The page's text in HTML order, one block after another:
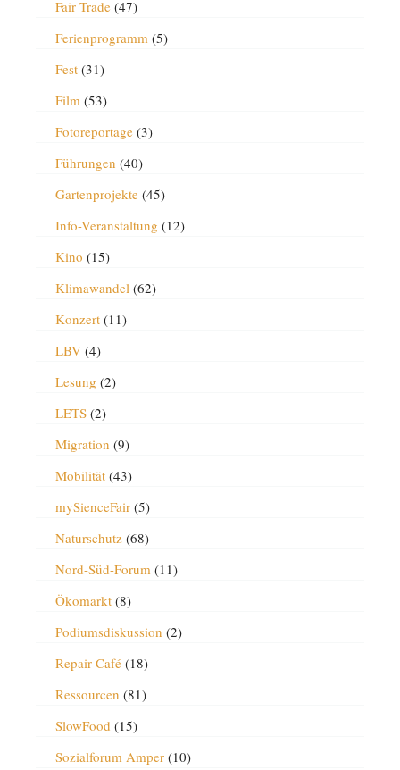
Fair Trade(47)
Ferienprogramm(5)
Fest(31)
Film(53)
Fotoreportage(3)
Führungen (40)
Gartenprojekte(45)
Info-Veranstaltung (12)
Kino (15)
Klimawandel(62)
Konzert(11)
LBV(4)
Lesung (2)
LETS(2)
Migration (9)
Mobilität(43)
mySienceFair(5)
Naturschutz(68)
Nord-Süd-Forum(11)
Ökomarkt(8)
Podiumsdiskussion (2)
Repair-Café(18)
Ressourcen (81)
SlowFood (15)
Sozialforum Amper(10)